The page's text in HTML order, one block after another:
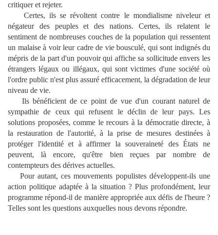
critiquer et rejeter.
Certes, ils se révoltent contre le mondialisme niveleur et
négateur des peuples et des nations. Certes, ils relatent le
sentiment de nombreuses couches de la population qui ressentent
un malaise à voir leur cadre de vie bousculé, qui sont indignés du
mépris de la part d'un pouvoir qui affiche sa sollicitude envers les
étrangers légaux ou illégaux, qui sont victimes d'une société où
l'ordre public n'est plus assuré efficacement, la dégradation de leur
niveau de vie.
Ils bénéficient de ce point de vue d'un courant naturel de
sympathie de ceux qui refusent le déclin de leur pays. Les
solutions proposées, comme le recours à la démocratie directe, à
la restauration de l'autorité, à la prise de mesures destinées à
protéger l'identité et à affirmer la souveraineté des États ne
peuvent, là encore, qu'être bien reçues par nombre de
contempteurs des dérives actuelles.
Pour autant, ces mouvements populistes développent-ils une
action politique adaptée à la situation ? Plus profondément, leur
programme répond-il de manière appropriée aux défis de l'heure ?
Telles sont les questions auxquelles nous devons répondre.